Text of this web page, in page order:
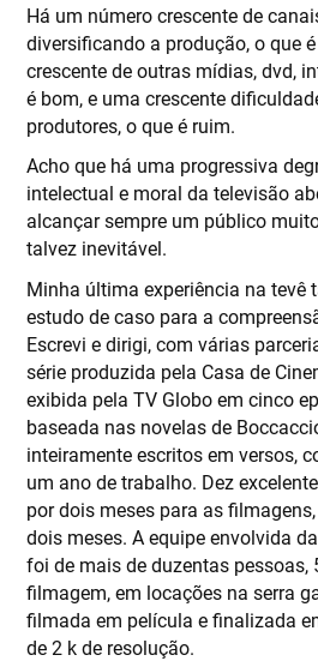
Há um número crescente de
diversificando a produção, o que
crescente de outras mídias, dvd,
é bom, e uma crescente
produtores, o que é ruim.
Acho que há uma progressiva
intelectual e moral da televisão
alcançar sempre um público
talvez inevitável.
Minha última experiência na tevê
estudo de caso para a
Escrevi e dirigi, com várias
série produzida pela Casa de
exibida pela TV Globo em cinco
baseada nas novelas de
inteiramente escritos em versos,
um ano de trabalho. Dez
por dois meses para as
dois meses. A equipe envolvida
foi de mais de duzentas pessoas,
filmagem, em locações na serra
filmada em película e finalizada
de 2 k de resolução.